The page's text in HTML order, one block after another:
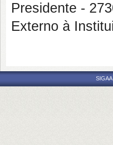
Presidente -
Externo à